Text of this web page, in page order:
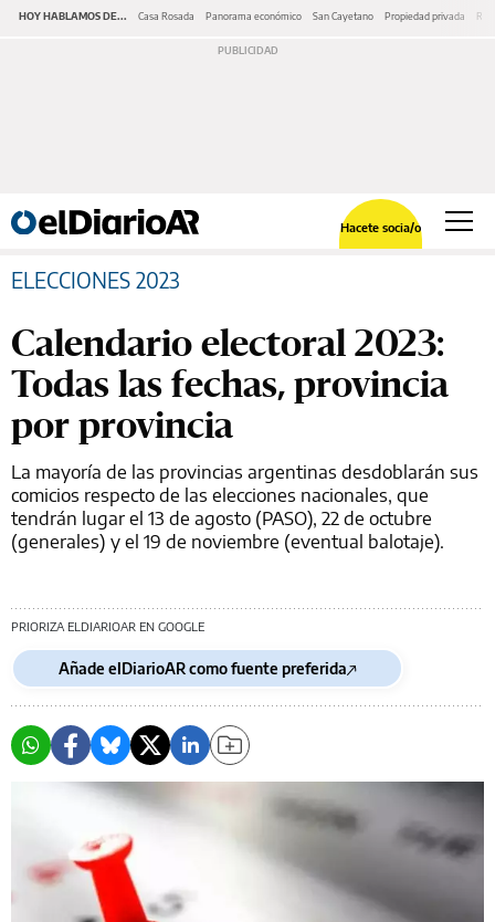
HOY HABLAMOS DE... Casa Rosada Panorama económico San Cayetano Propiedad privada
Hacete socia/o
ELECCIONES 2023
Calendario electoral 2023:
Todas las fechas, provincia
por provincia
La mayoría de las provincias argentinas desdoblarán sus
comicios respecto de las elecciones nacionales, que
tendrán lugar el 13 de agosto (PASO), 22 de octubre
(generales) y el 19 de noviembre (eventual balotaje).
PRIORIZA ELDIARIOAR EN GOOGLE
Añade elDiarioAR como fuente preferida